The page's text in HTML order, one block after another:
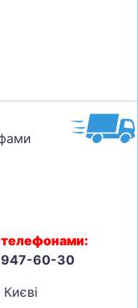
телефонами:
60-30